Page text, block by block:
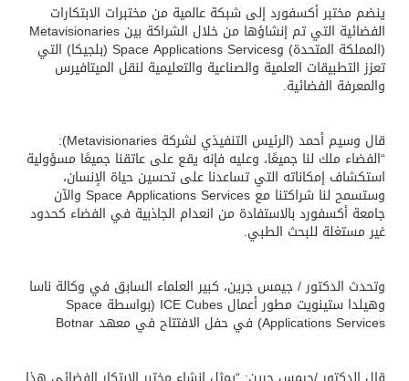
ينضم مختبر أكسفورد إلى شبكة عالمية من مختبرات الابتكارات
الفضائية التي تم إنشاؤها من خلال الشراكة بين Metavisionaries
(المملكة المتحدة) وSpace Applications Services (بلجيكا) التي
تعزز التطبيقات العلمية والصناعية والتعليمية لنقل الميتافيرس
والمعرفة الفضائية.
قال وسيم أحمد (الرئيس التنفيذي لشركة Metavisionaries):
“الفضاء ملك لنا جميعًا، وعليه فإنه يقع على عاتقنا جميعًا مسؤولية
استكشاف إمكاناته التي تساعدنا على تحسين حياة الإنسان،
وستسمح لنا شراكتنا مع Space Applications Services والآن
جامعة أكسفورد بالاستفادة من انعدام الجاذبية في الفضاء كحدود
غير مستغلة للبحث الطبي.
وتحدث الدكتور / جيمس جرين، كبير العلماء السابق في وكالة ناسا
وهيلدا ستينويت مطور أعمال ICE Cubes (بواسطة Space
Applications Services) في حفل الافتتاح في معهد Botnar